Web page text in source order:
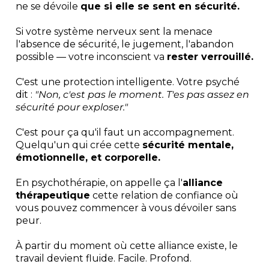
ne se dévoile que si elle se sent en sécurité.
Si votre système nerveux sent la menace
l'absence de sécurité, le jugement, l'abandon
possible — votre inconscient va rester verrouillé.
C'est une protection intelligente. Votre psyché
dit : "Non, c'est pas le moment. T'es pas assez en
sécurité pour exploser."
C'est pour ça qu'il faut un accompagnement.
Quelqu'un qui crée cette sécurité mentale,
émotionnelle, et corporelle.
En psychothérapie, on appelle ça l'alliance
thérapeutique cette relation de confiance où
vous pouvez commencer à vous dévoiler sans
peur.
À partir du moment où cette alliance existe, le
travail devient fluide. Facile. Profond.